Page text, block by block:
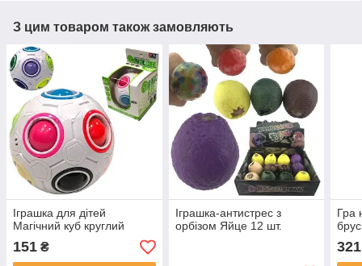
З цим товаром також замовляють
Іграшка для дітей
Магічний куб круглий
151 ₴
Іграшка-антистрес з
орбізом Яйце 12 шт.
Гра
321